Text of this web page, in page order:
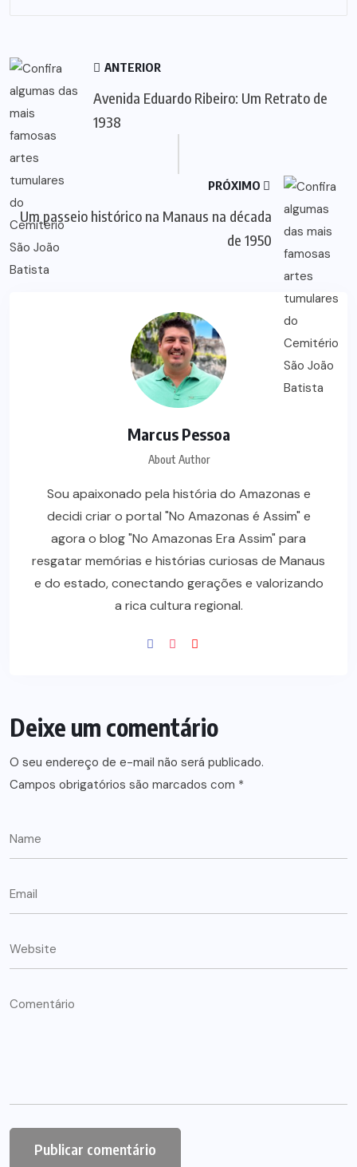
ANTERIOR
Avenida Eduardo Ribeiro: Um Retrato de
1938
PRÓXIMO
Um passeio histórico na Manaus na década
de 1950
Marcus Pessoa
About Author
Sou apaixonado pela história do Amazonas e
decidi criar o portal "No Amazonas é Assim" e
agora o blog "No Amazonas Era Assim" para
resgatar memórias e histórias curiosas de Manaus
e do estado, conectando gerações e valorizando
a rica cultura regional.
Deixe um comentário
O seu endereço de e-mail não será publicado.
Campos obrigatórios são marcados com *